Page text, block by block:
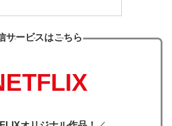
サービスはこちら